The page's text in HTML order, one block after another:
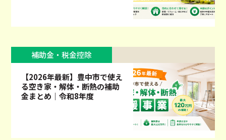
補助金・税金控除
【2026年最新】豊中市で使え
る空き家・解体・断熱の補助
金まとめ｜令和8年度